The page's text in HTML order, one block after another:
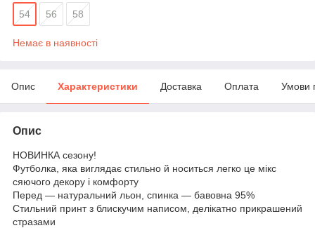
54 56 58
Немає в наявності
Опис Характеристики Доставка Оплата Умови
Опис
НОВИНКА сезону!
Футболка, яка виглядає стильно й носиться легко це мікс
сяючого декору і комфорту
Перед — натуральний льон, спинка — бавовна 95%
Стильний принт з блискучим написом, делікатно прикрашений
стразами